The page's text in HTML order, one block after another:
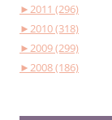
►2011 (296)
►2010 (318)
►2009 (299)
►2008 (186)